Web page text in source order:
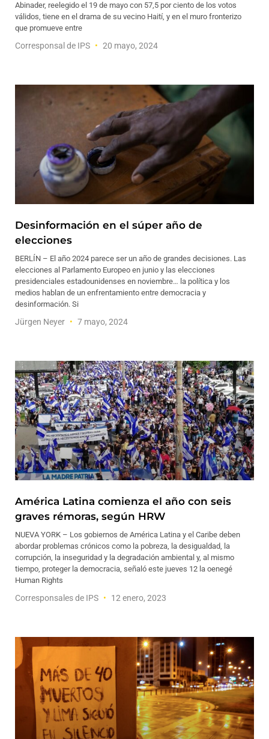
Abinader, reelegido el 19 de mayo con 57,5 por ciento de los votos
válidos, tiene en el drama de su vecino Haití, y en el muro fronterizo
que promueve entre
Corresponsal de IPS 20 mayo, 2024
Desinformación en el súper año de
elecciones
BERLÍN – El año 2024 parece ser un año de grandes decisiones. Las
elecciones al Parlamento Europeo en junio y las elecciones
presidenciales estadounidenses en noviembre… la política y los
medios hablan de un enfrentamiento entre democracia y
desinformación. Si
Jürgen Neyer 7 mayo, 2024
América Latina comienza el año con seis
graves rémoras, según HRW
NUEVA YORK – Los gobiernos de América Latina y el Caribe deben
abordar problemas crónicos como la pobreza, la desigualdad, la
corrupción, la inseguridad y la degradación ambiental y, al mismo
tiempo, proteger la democracia, señaló este jueves 12 la oenegé
Human Rights
Corresponsales de IPS 12 enero, 2023